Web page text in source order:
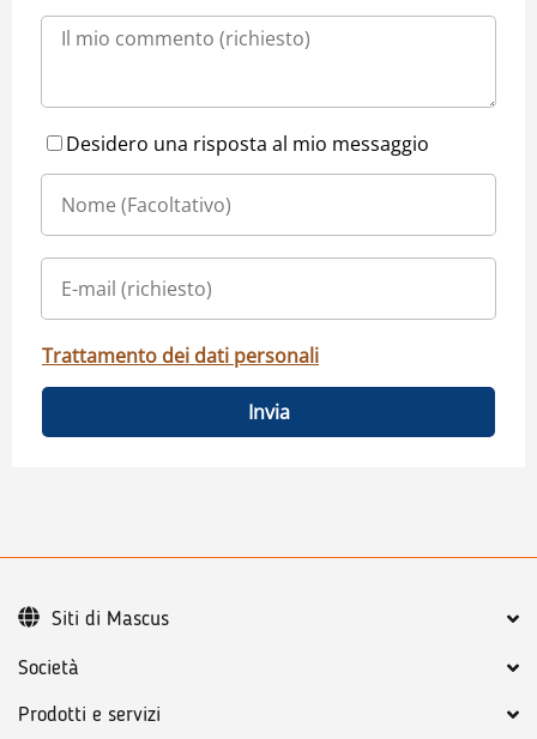
Desidero una risposta al mio messaggio
Trattamento dei dati personali
Invia
Società
Prodotti e servizi
Siti di Mascus